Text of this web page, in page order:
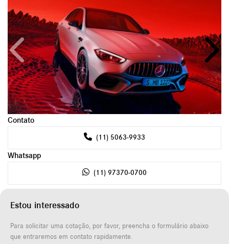
Estou interessado
Para solicitar uma cotação, por favor, preencha o formulário abaixo
que entraremos em contato rapidamente.
Anterior
Contato
(11) 5063-9933
Whatsapp
(11) 97370-0700